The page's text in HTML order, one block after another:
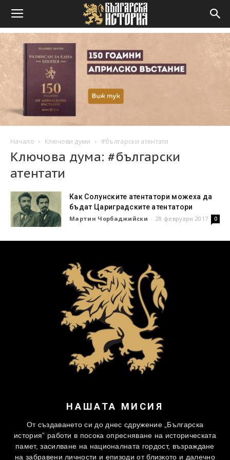
Начало Ключови думи #български атентати
Ключова дума: #български
атентати
Как Солунските атентатори можеха да
бъдат Цариградските атентатори
Мартин Чорбаджийски - 28 февруари 2017 0
НАШАТА МИСИЯ
От създаването си до днес сдружение „Българска
история” работи в посока опресняване на историческата
памет, засилване на националната гордост, възраждане
на забравени личности и епизоди от близкото и далечно